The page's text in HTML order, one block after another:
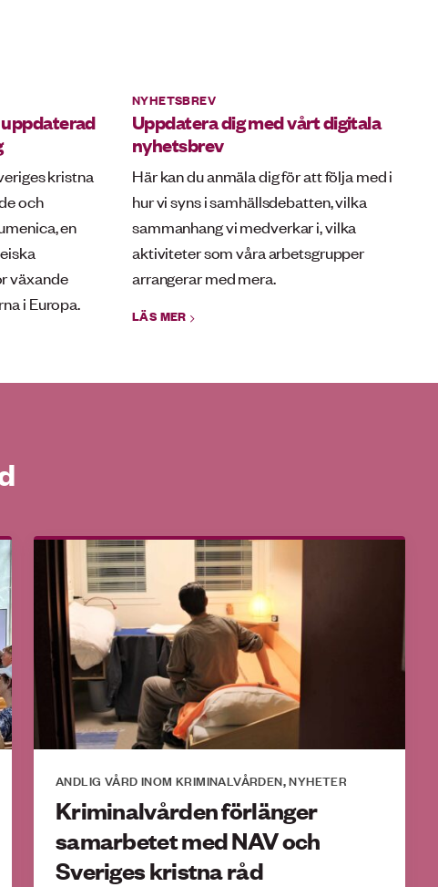
kristna
och
en
växande
i Europa.
NYHETSBREV
Uppdatera dig med vårt digitala
nyhetsbrev
Här kan du anmäla dig för att följa med i
hur vi syns i samhällsdebatten, vilka
sammanhang vi medverkar i, vilka
aktiviteter som våra arbetsgrupper
arrangerar med mera.
LÄS MER
ANDLIG VÅRD INOM KRIMINALVÅRDEN,NYHETER
Kriminalvården förlänger
samarbetet med NAV och
Sveriges kristna råd